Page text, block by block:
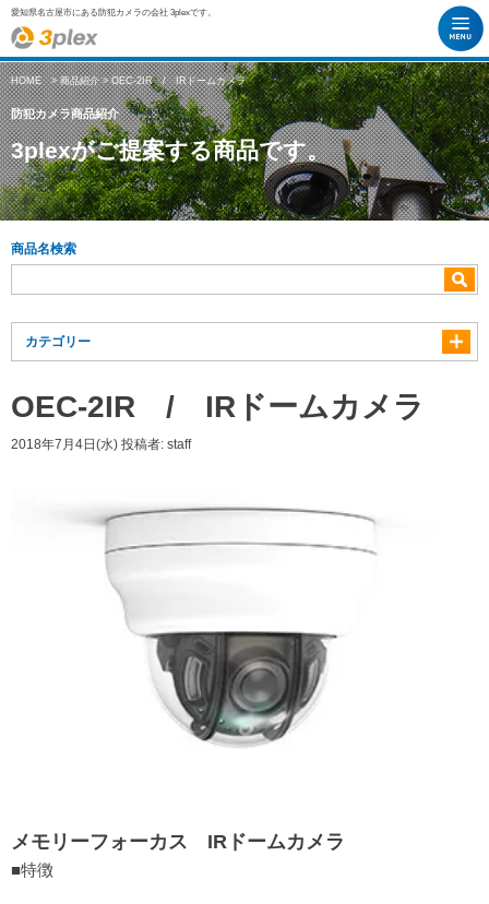
愛知県名古屋市にある防犯カメラの会社 3plexです。
HOME>商品紹介> OEC-2IR / IRドームカメラ
防犯カメラ商品紹介
3plexがご提案する商品です。
商品名検索
カテゴリー
OEC-2IR / IRドームカメラ
2018年7月4日(水) 投稿者: staff
メモリーフォーカス IRドームカメラ
■特徴